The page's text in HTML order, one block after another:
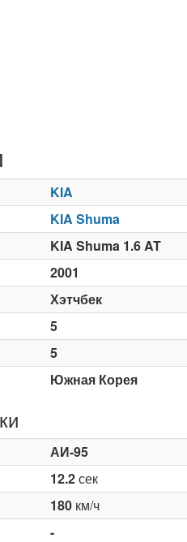
KIA
KIA Shuma
KIA Shuma 1.6 AT
2001
Хэтчбек
5
5
Южная Корея
АИ-95
12.2сек
180км/ч
-